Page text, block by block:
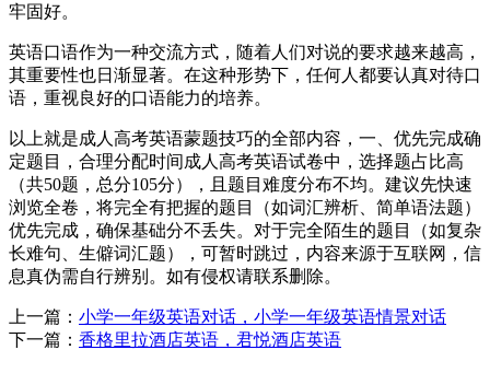
牢固好。
英语口语作为一种交流方式，随着人们对说的要求越来越高，
其重要性也日渐显著。在这种形势下，任何人都要认真对待口
语，重视良好的口语能力的培养。
以上就是成人高考英语蒙题技巧的全部内容，一、优先完成确
定题目，合理分配时间成人高考英语试卷中，选择题占比高
（共50题，总分105分），且题目难度分布不均。建议先快速
浏览全卷，将完全有把握的题目（如词汇辨析、简单语法题）
优先完成，确保基础分不丢失。对于完全陌生的题目（如复杂
长难句、生僻词汇题），可暂时跳过，内容来源于互联网，信
息真伪需自行辨别。如有侵权请联系删除。
上一篇： 小学一年级英语对话，小学一年级英语情景对话
下一篇： 香格里拉酒店英语，君悦酒店英语